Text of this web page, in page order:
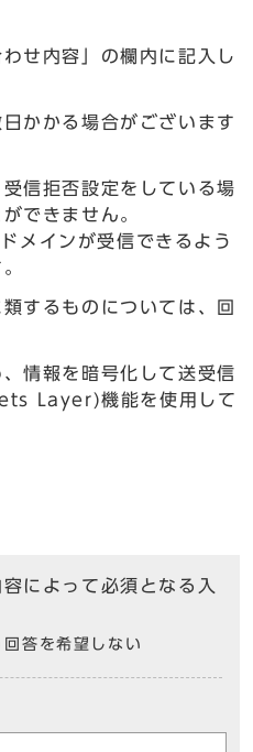
せ内容」の欄内に記入し
かかる場合がございます
信拒否設定をしている場
できません。
インが受信できるよう
するものについては、回
情報を暗号化して送受信
Layer)機能を使用して
によって必須となる入
回答を希望しない